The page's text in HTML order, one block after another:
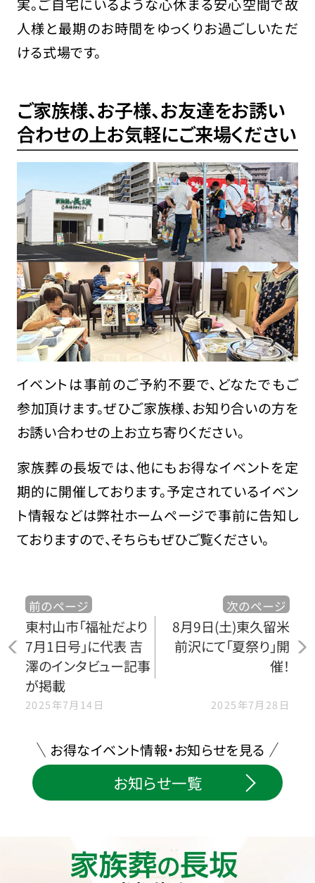
実。ご自宅にいるような心休まる安心空間で故
人様と最期のお時間をゆっくりお過ごしいただ
ける式場です。
ご家族様、お子様、お友達をお誘い
合わせの上お気軽にご来場ください
イベントは事前のご予約不要で、どなたでもご
参加頂けます。ぜひご家族様、お知り合いの方を
お誘い合わせの上お立ち寄りください。
家族葬の長坂では、他にもお得なイベントを定
期的に開催しております。予定されているイベン
ト情報などは弊社ホームページで事前に告知し
ておりますので、そちらもぜひご覧ください。
前のページ
東村山市「福祉だより
7月1日号」に代表 吉
澤のインタビュー記事
が掲載
2025年7月14日
次のページ
8月9日(土)東久留米
前沢にて「夏祭り」開
催！
2025年7月28日
お得なイベント情報・お知らせを見る
お知らせ一覧